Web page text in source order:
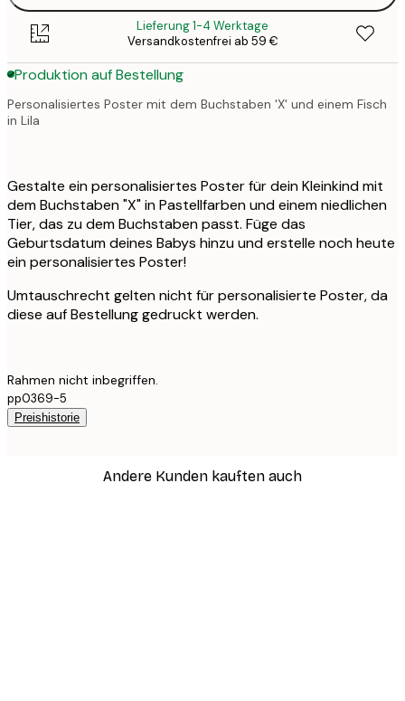
Lieferung 1-4 Werktage
Versandkostenfrei ab 59 €
Produktion auf Bestellung
Personalisiertes Poster mit dem Buchstaben 'X' und einem Fisch
in Lila
Gestalte ein personalisiertes Poster für dein Kleinkind mit
dem Buchstaben "X" in Pastellfarben und einem niedlichen
Tier, das zu dem Buchstaben passt. Füge das
Geburtsdatum deines Babys hinzu und erstelle noch heute
ein personalisiertes Poster!
Umtauschrecht gelten nicht für personalisierte Poster, da
diese auf Bestellung gedruckt werden.
Rahmen nicht inbegriffen.
pp0369-5
Preishistorie
Andere Kunden kauften auch